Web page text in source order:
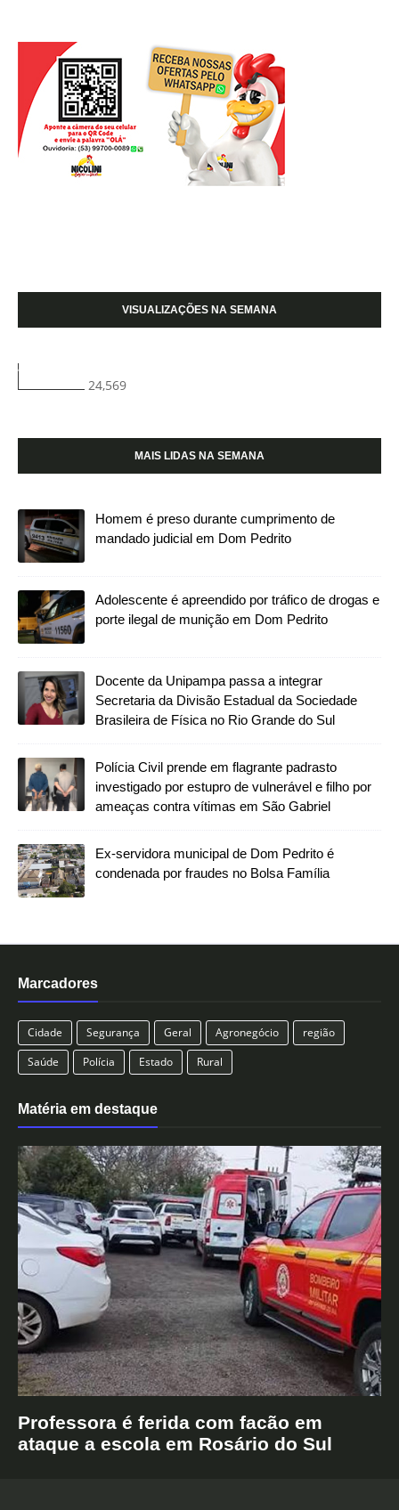
VISUALIZAÇÕES NA SEMANA
24,569
MAIS LIDAS NA SEMANA
Homem é preso durante cumprimento de
mandado judicial em Dom Pedrito
Adolescente é apreendido por tráfico de drogas e
porte ilegal de munição em Dom Pedrito
Docente da Unipampa passa a integrar
Secretaria da Divisão Estadual da Sociedade
Brasileira de Física no Rio Grande do Sul
Polícia Civil prende em flagrante padrasto
investigado por estupro de vulnerável e filho por
ameaças contra vítimas em São Gabriel
Ex-servidora municipal de Dom Pedrito é
condenada por fraudes no Bolsa Família
Marcadores
Cidade Segurança Geral Agronegócio
região
Saúde
Polícia Estado Rural
Matéria em destaque
Professora é ferida com facão em
ataque a escola em Rosário do Sul